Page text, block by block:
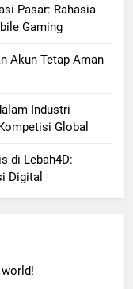
Pasar: Rahasia
Gaming
Akun Tetap Aman
Industri
Global
di Lebah4D:
Digital